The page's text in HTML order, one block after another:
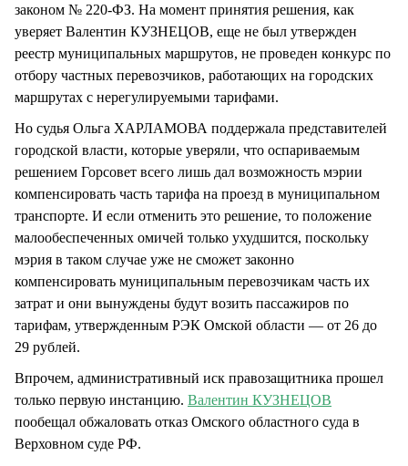
законом № 220-ФЗ. На момент принятия решения, как
уверяет Валентин КУЗНЕЦОВ, еще не был утвержден
реестр муниципальных маршрутов, не проведен конкурс по
отбору частных перевозчиков, работающих на городских
маршрутах с нерегулируемыми тарифами.
Но судья Ольга ХАРЛАМОВА поддержала представителей
городской власти, которые уверяли, что оспариваемым
решением Горсовет всего лишь дал возможность мэрии
компенсировать часть тарифа на проезд в муниципальном
транспорте. И если отменить это решение, то положение
малообеспеченных омичей только ухудшится, поскольку
мэрия в таком случае уже не сможет законно
компенсировать муниципальным перевозчикам часть их
затрат и они вынуждены будут возить пассажиров по
тарифам, утвержденным РЭК Омской области — от 26 до
29 рублей.
Впрочем, административный иск правозащитника прошел
только первую инстанцию. Валентин КУЗНЕЦОВ
пообещал обжаловать отказ Омского областного суда в
Верховном суде РФ.